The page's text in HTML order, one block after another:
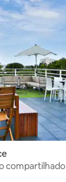
compartilhado